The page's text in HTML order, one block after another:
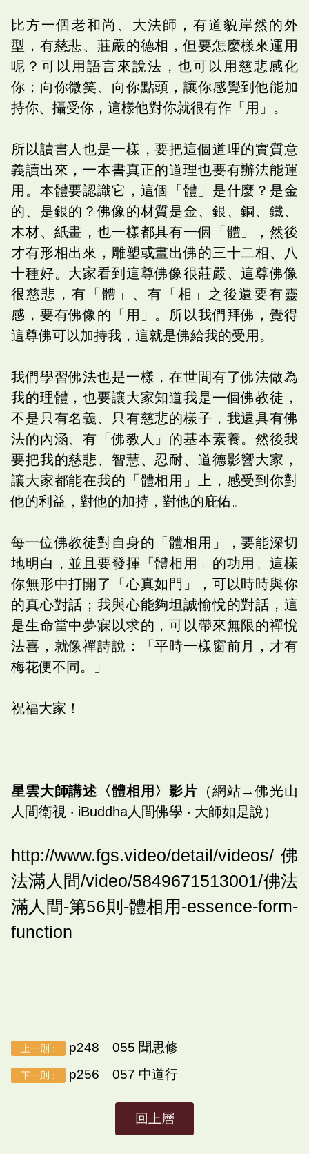
比方一個老和尚、大法師，有道貌岸然的外
型，有慈悲、莊嚴的德相，但要怎麼樣來運用
呢？可以用語言來說法，也可以用慈悲感化
你；向你微笑、向你點頭，讓你感覺到他能加
持你、攝受你，這樣他對你就很有作「用」。
所以讀書人也是一樣，要把這個道理的實質意
義讀出來，一本書真正的道理也要有辦法能運
用。本體要認識它，這個「體」是什麼？是金
的、是銀的？佛像的材質是金、銀、銅、鐵、
木材、紙畫，也一樣都具有一個「體」，然後
才有形相出來，雕塑或畫出佛的三十二相、八
十種好。大家看到這尊佛像很莊嚴、這尊佛像
很慈悲，有「體」、有「相」之後還要有靈
感，要有佛像的「用」。所以我們拜佛，覺得
這尊佛可以加持我，這就是佛給我的受用。
我們學習佛法也是一樣，在世間有了佛法做為
我的理體，也要讓大家知道我是一個佛教徒，
不是只有名義、只有慈悲的樣子，我還具有佛
法的內涵、有「佛教人」的基本素養。然後我
要把我的慈悲、智慧、忍耐、道德影響大家，
讓大家都能在我的「體相用」上，感受到你對
他的利益，對他的加持，對他的庇佑。
每一位佛教徒對自身的「體相用」，要能深切
地明白，並且要發揮「體相用」的功用。這樣
你無形中打開了「心真如門」，可以時時與你
的真心對話；我與心能夠坦誠愉悅的對話，這
是生命當中夢寐以求的，可以帶來無限的禪悅
法喜，就像禪詩說：「平時一樣窗前月，才有
梅花便不同。」
祝福大家！
星雲大師講述〈體相用〉影片 （網站→佛光山
人間衛視 ‧ iBuddha人間佛學 ‧ 大師如是說）
http://www.fgs.video/detail/videos/佛
法滿人間/video/5849671513001/佛法
滿人間-第56則-體相用-essence-form-
function
上一則 : p248 055 聞思修
下一則 : p256 057 中道行
回上層